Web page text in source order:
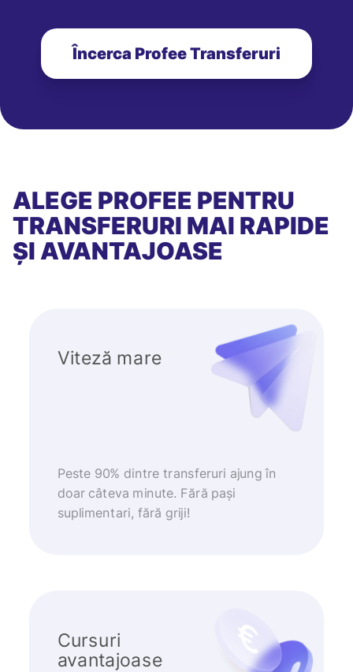
Încerca Profee Transferuri
ALEGE PROFEE PENTRU
TRANSFERURI MAI RAPIDE
ȘI AVANTAJOASE
Viteză mare
Peste 90% dintre transferuri ajung în
doar câteva minute. Fără pași
suplimentari, fără griji!
Cursuri
avantajoase